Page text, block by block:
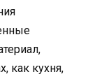
как кухня,